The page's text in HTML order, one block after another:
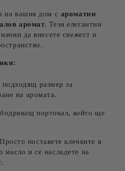
на вашия дом с ароматни
аромат. Тези елегантни
да внесете свежест и
размер за
на аромата.
портокал, който ще
Просто поставете клечките в
масло и се насладете на